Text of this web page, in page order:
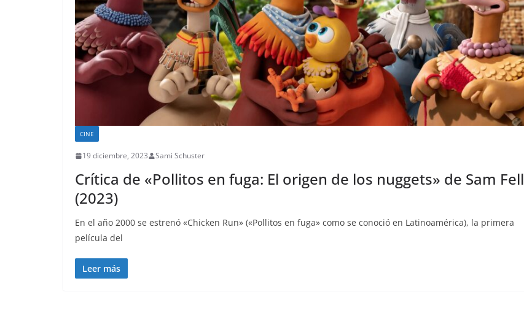
CINE
19 diciembre, 2023 Sami Schuster
Crítica de «Pollitos en fuga: El origen de los nuggets» de Sam Fell
(2023)
En el año 2000 se estrenó «Chicken Run» («Pollitos en fuga» como se conoció en Latinoamérica), la primera
película del
Leer más